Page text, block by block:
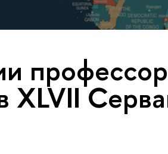
XLVII